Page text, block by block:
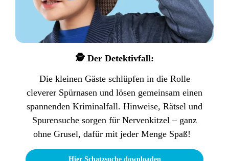
🕵️ Der Detektivfall:
Die kleinen Gäste schlüpfen in die Rolle
cleverer Spürnasen und lösen gemeinsam einen
spannenden Kriminalfall. Hinweise, Rätsel und
Spurensuche sorgen für Nervenkitzel – ganz
ohne Grusel, dafür mit jeder Menge Spaß!
Hier Schatzsuche downloaden